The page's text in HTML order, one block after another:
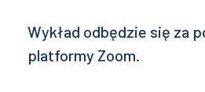
Wykład odbędzie się za
platformy Zoom.